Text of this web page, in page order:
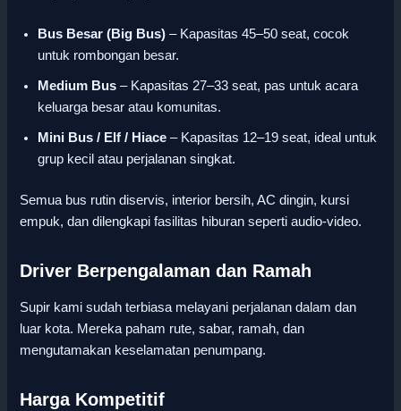
Bus Besar (Big Bus) – Kapasitas 45–50 seat, cocok
untuk rombongan besar.
Medium Bus – Kapasitas 27–33 seat, pas untuk acara
keluarga besar atau komunitas.
Mini Bus / Elf / Hiace – Kapasitas 12–19 seat, ideal untuk
grup kecil atau perjalanan singkat.
Semua bus rutin diservis, interior bersih, AC dingin, kursi
empuk, dan dilengkapi fasilitas hiburan seperti audio-video.
Driver Berpengalaman dan Ramah
Supir kami sudah terbiasa melayani perjalanan dalam dan
luar kota. Mereka paham rute, sabar, ramah, dan
mengutamakan keselamatan penumpang.
Harga Kompetitif